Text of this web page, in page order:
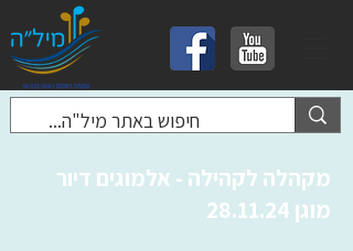
מקהלה לקהילה - אלמוגים דיור
מוגן 28.11.24